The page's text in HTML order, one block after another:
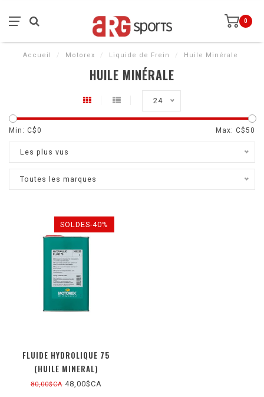
0
Accueil / Motorex / Liquide de Frein / Huile Minérale
HUILE MINÉRALE
24
Min: C$0 Max: C$50
Les plus vus
Toutes les marques
SOLDES-40%
FLUIDE HYDROLIQUE 75
(HUILE MINERAL)
80,00$CA48,00$CA